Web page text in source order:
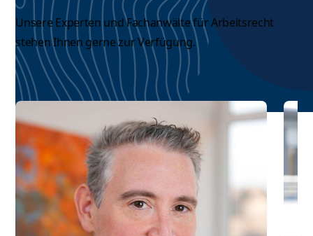
Unsere Experten undFachanwälte für Arbeitsrecht
stehen Ihnen gerne zur Verfügung.